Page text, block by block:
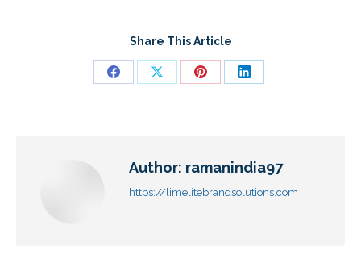
Share This Article
Author: ramanindia97
https://limelitebrandsolutions.com